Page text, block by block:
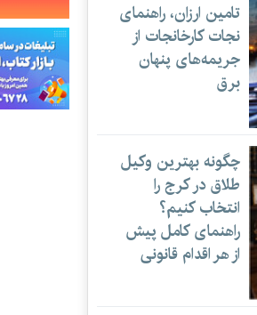
مصائب نقد ادبی در ایران
شب»
تامین ارزان، راهنمای
نجات کارخانجات از
جریمه‌های پنهان
برق
چگونه بهترین وکیل
طلاق در کرج را
انتخاب کنیم؟
راهنمای کامل پیش
از هر اقدام قانونی